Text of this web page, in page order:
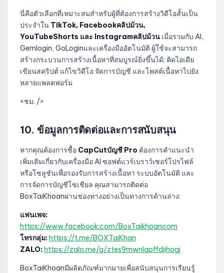
นี่คือตัวเลือกที่เหมาะสมสำหรับผู้ที่ต้องการสร้างวิดีโอสั้นเป็น
ประจำใน TikTok, Facebookคลิปม้วน,
YouTubeShorts และ Instagramคลิปม้วน เมื่อรวมกับ AI,
Gemlogin, GoLoginและเครื่องมืออัตโนมัติ ผู้ใช้จะสามารถ
สร้างกระบวนการสร้างเนื้อหาที่สมบูรณ์ยิ่งขึ้นได้: คิดไอเดีย
เขียนสคริปต์ แก้ไขวิดีโอ จัดการบัญชี และโพสต์เนื้อหาไปยัง
หลายแพลตฟอร์ม
<ชม. />
10. ข้อมูลการติดต่อและการสนับสนุน
หากคุณต้องการซื้อ CapCutบัญชี Pro ต้องการคำแนะนำ
เพิ่มเติมเกี่ยวกับเครื่องมือ AI ซอฟต์แวร์เบราว์เซอร์โปรไฟล์
หรือโซลูชันเพื่อรองรับการสร้างเนื้อหา ระบบอัตโนมัติ และ
การจัดการบัญชีโซเชียล คุณสามารถติดต่อ
BoxTaiKhoanผ่านช่องทางอย่างเป็นทางการด้านล่าง:
แฟนเพจ:
https://www.facebook.com/BoxTaikhoancom
โทรกลุ่ม:https://t.me/BOXTaiKhan
ZALO:https://zalo.me/g/ztes9mwnlapffdjihogj
BoxTaiKhoanมีผลิตภัณฑ์มากมายเพื่อสนับสนุนการเรียนรู้